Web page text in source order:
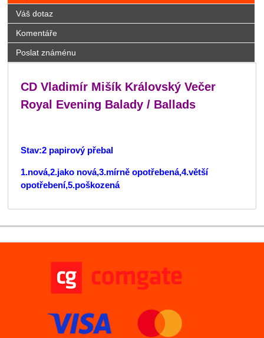
Váš dotaz
Komentáře
Poslat známénu
CD Vladimír Mišík ‎Královský Večer
Royal Evening Balady / Ballads
Stav:2 papirový přebal
1.nová,2.jako nová,3.mírně opotřebená,4.větší
opotřebení,5.poškozená